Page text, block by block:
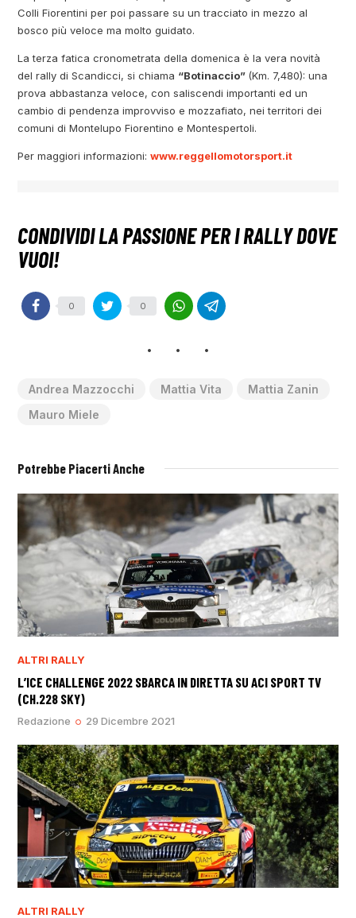
Colli Fiorentini per poi passare su un tracciato in mezzo al
bosco più veloce ma molto guidato.
La terza fatica cronometrata della domenica è la vera novità
del rally di Scandicci, si chiama “Botinaccio” (Km. 7,480): una
prova abbastanza veloce, con saliscendi importanti ed un
cambio di pendenza improvviso e mozzafiato, nei territori dei
comuni di Montelupo Fiorentino e Montespertoli.
Per maggiori informazioni:www.reggellomotorsport.it
0 0
Andrea Mazzocchi Mattia Vita
Mattia Zanin
Mauro Miele
Potrebbe Piacerti Anche
ALTRI RALLY
L’ICE CHALLENGE 2022 SBARCA IN DIRETTA SU ACI SPORT TV
(CH.228 SKY)
Redazione 29 Dicembre 2021
ALTRI RALLY